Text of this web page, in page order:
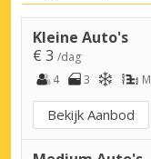
Kleine Auto's
€ 3 /dag
4
3 M
Bekijk Aanbod